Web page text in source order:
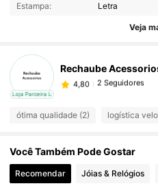
Estampa: Letra
Veja
Loja Parceira Local
Rechaube
n***a seguido1 dia atrás
4,80 2 Seguidores
ótima qualidade (2) logística
Você Também Pode Gostar
Recomendar Jóias & Relógios